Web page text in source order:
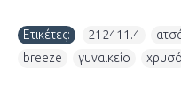
Ετικέτες: 212411.4
breeze
γυναικείο χρυσό